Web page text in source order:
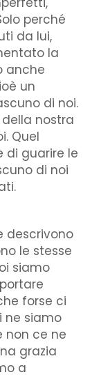
perché
da lui,
la
anche
un
di noi.
della nostra
Quel
di guarire le
di noi
descrivono
le stesse
siamo
forse ci
ne siamo
non ce ne
grazia
a